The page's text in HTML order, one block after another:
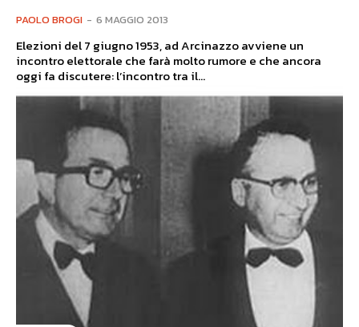
PAOLO BROGI - 6 MAGGIO 2013
Elezioni del 7 giugno 1953, ad Arcinazzo avviene un
incontro elettorale che farà molto rumore e che ancora
oggi fa discutere: l’incontro tra il...